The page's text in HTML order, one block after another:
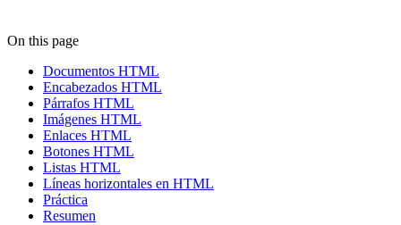
On this page
Documentos HTML
Encabezados HTML
Párrafos HTML
Imágenes HTML
Enlaces HTML
Botones HTML
Listas HTML
Líneas horizontales en HTML
Práctica
Resumen